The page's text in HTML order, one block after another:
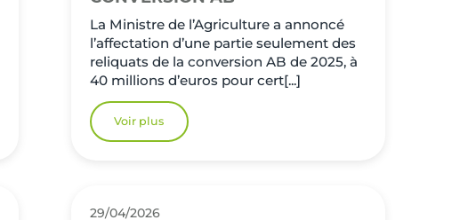
La Ministre de l’Agriculture a annoncé
l’affectation d’une partie seulement des
reliquats de la conversion AB de 2025, à
40 millions d’euros pour cert[...]
Voir plus
29/04/2026